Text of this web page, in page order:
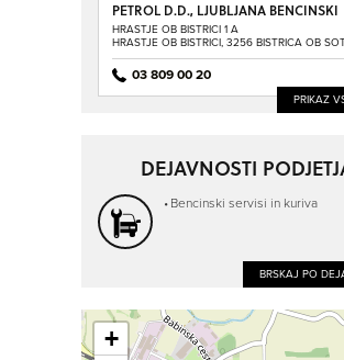
PETROL D.D., LJUBLJANA BENCINSKI
SERVIS BISTRICA OB SOTLI
HRASTJE OB BISTRICI 1 A
HRASTJE OB BISTRICI, 3256 BISTRICA OB
03 809 00 20
PRIKAZ
DEJAVNOSTI
Bencinski servisi in kuriva
BRSKAJ PO
+